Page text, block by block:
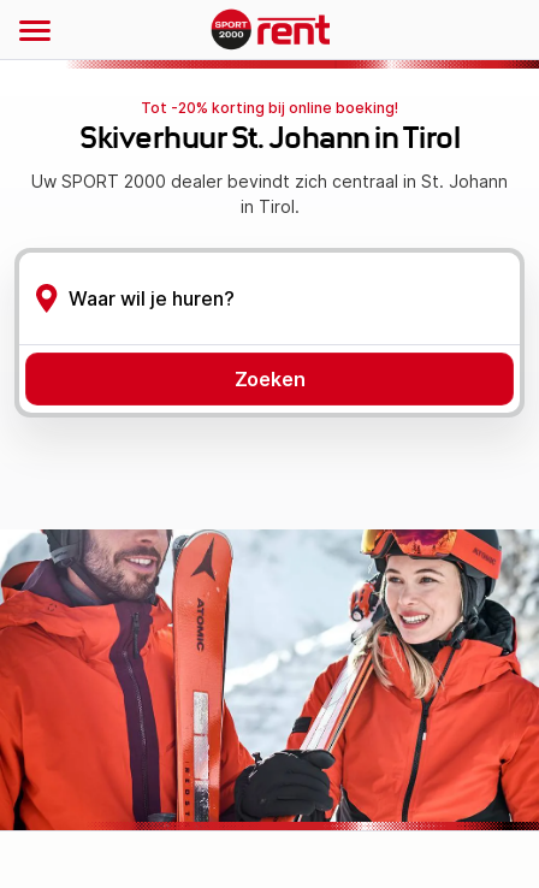
Tot -20% korting bij online boeking!
Skiverhuur St. Johann in Tirol
Uw SPORT 2000 dealer bevindt zich centraal in St. Johann
in Tirol.